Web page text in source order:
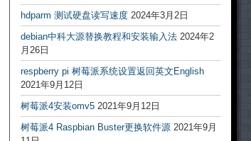
hdparm 测试硬盘读写速度 2024年3月2日
debian中科大源替换教程和安装输入法 2024年2
月26日
respberry pi 树莓派系统设置返回英文English
2021年9月12日
树莓派4安装omv5 2021年9月12日
树莓派4 Raspbian Buster更换软件源 2021年9月